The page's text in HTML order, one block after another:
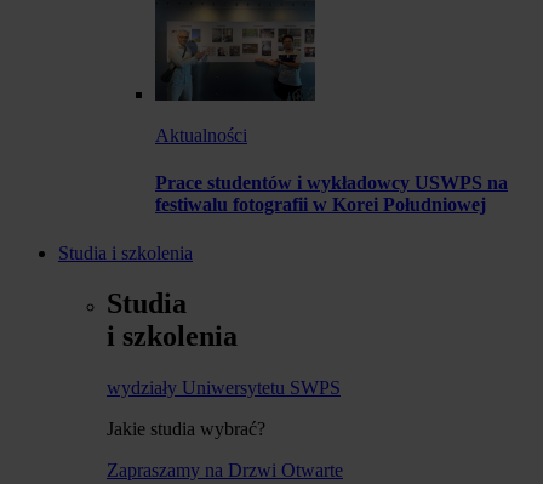
Aktualności
Prace studentów i wykładowcy USWPS na
festiwalu fotografii w Korei Południowej
Studia i szkolenia
Studia
i szkolenia
wydziały Uniwersytetu SWPS
Jakie studia wybrać?
Zapraszamy na Drzwi Otwarte